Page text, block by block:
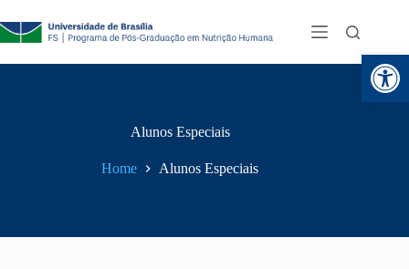
Alunos Especiais
Home Alunos Especiais